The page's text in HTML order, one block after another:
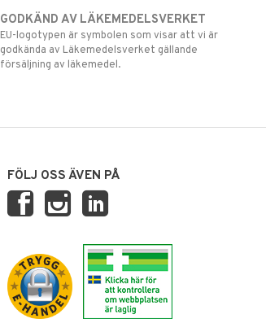
GODKÄND AV LÄKEMEDELSVERKET
EU-logotypen är symbolen som visar att vi är
godkända av Läkemedelsverket gällande
försäljning av läkemedel.
FÖLJ OSS ÄVEN PÅ